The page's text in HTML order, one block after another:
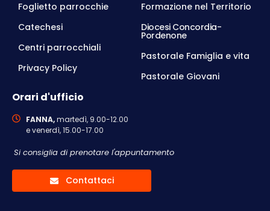
Foglietto parrocchie
Catechesi
Centri parrocchiali
Privacy Policy
Formazione nel Territorio
Diocesi Concordia-
Pordenone
Pastorale Famiglia e vita
Pastorale Giovani
Orari d'ufficio
FANNA,martedì, 9.00-12.00
e venerdì, 15.00-17.00
Si consiglia di prenotare l'appuntamento
Contattaci